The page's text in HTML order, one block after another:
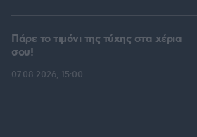
Πάρε το τιμόνι της τύχης στα χέρια
σου!
07.08.2026, 15:00